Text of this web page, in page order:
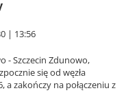
| 13:56
- Szczecin Zdunowo,
się od węzła
a zakończy na połączeniu z